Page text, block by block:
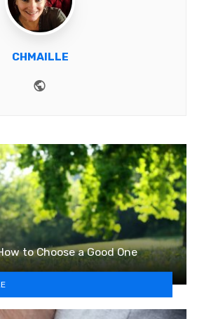
CHMAILLE
to Choose a Good One